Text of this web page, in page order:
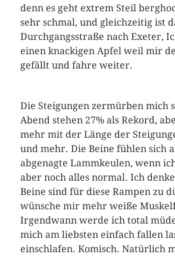
denn es geht extrem Steil
sehr schmal, und gleichzeitig ist
Durchgangsstraße nach Exeter,
einen knackigen Apfel weil mir
gefällt und fahre weiter.
Die Steigungen zermürben mich
Abend stehen 27% als Rekord,
mehr mit der Länge der
und mehr. Die Beine fühlen sich
abgenagte Lammkeulen, wenn
aber noch alles normal. Ich
Beine sind für diese Rampen zu
wünsche mir mehr weiße
Irgendwann werde ich total
mich am liebsten einfach fallen
einschlafen. Komisch. Natürlich